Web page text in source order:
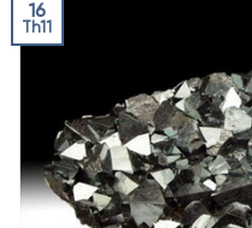
16
Th11